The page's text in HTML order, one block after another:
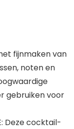
fijnmaken van
noten en
gebruiken voor
Deze cocktail-